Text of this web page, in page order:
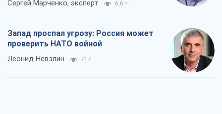
Сергей Марченко, эксперт 6,6 т.
Запад проспал угрозу: Россия может
проверить НАТО войной
Леонид Невзлин 717